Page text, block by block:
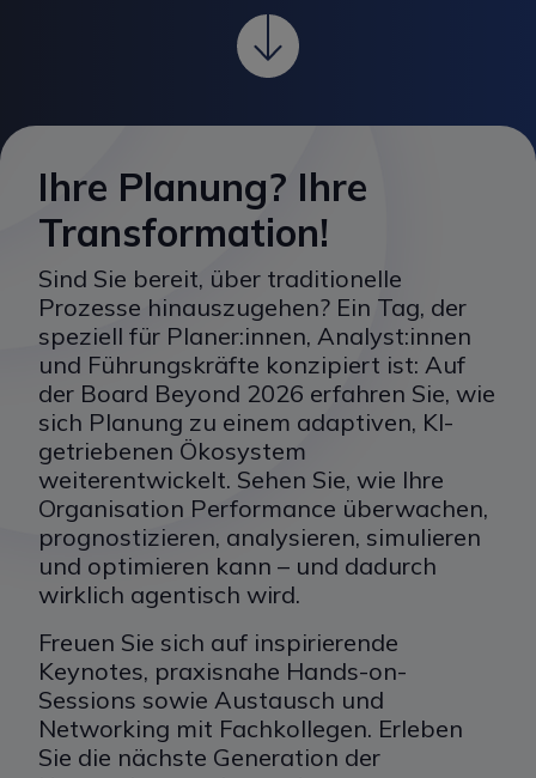
Ihre Planung? Ihre
Transformation!
Sind Sie bereit, über traditionelle
Prozesse hinauszugehen? Ein Tag, der
speziell für Planer:innen, Analyst:innen
und Führungskräfte konzipiert ist: Auf
der Board Beyond 2026 erfahren Sie, wie
sich Planung zu einem adaptiven, KI-
getriebenen Ökosystem
weiterentwickelt. Sehen Sie, wie Ihre
Organisation Performance überwachen,
prognostizieren, analysieren, simulieren
und optimieren kann – und dadurch
wirklich agentisch wird.
Freuen Sie sich auf inspirierende
Keynotes, praxisnahe Hands-on-
Sessions sowie Austausch und
Networking mit Fachkollegen. Erleben
Sie die nächste Generation der